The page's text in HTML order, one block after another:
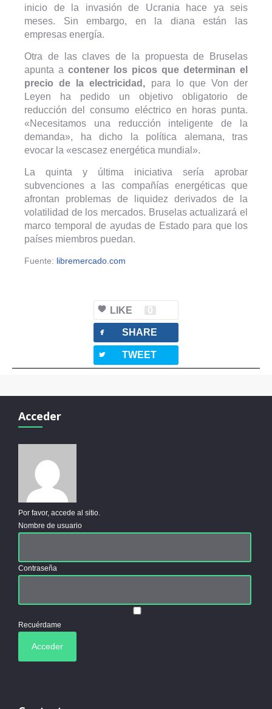
inicio de la invasión de Ucrania hace ya seis
meses. Sin embargo, en la diana están las
empresas energía.
Otra de las claves de la propuesta de Bruselas
apunta a contener los picos que determinan el
precio de la electricidad, para lo que Von der
Leyen ha pedido un objetivo obligatorio de
reducción del consumo eléctrico en horas punta.
«Necesitamos una reducción inteligente de la
demanda», ha dicho la política alemana, tras
evocar la «escasez energética mundial».
La quinta y última iniciativa sería aprobar
subvenciones a las compañías energéticas que
afrontan problemas de liquidez derivados de la
volatilidad de los mercados. Bruselas actualizará el
marco temporal de ayudas de Estado para que los
países miembros puedan.
Fuente: libremercado.com
LIKE 0
facebook SHARE
twitterbird TWEET
Acceder
Por favor, accede al sitio.
Nombre de usuario
Contraseña
Recuérdame